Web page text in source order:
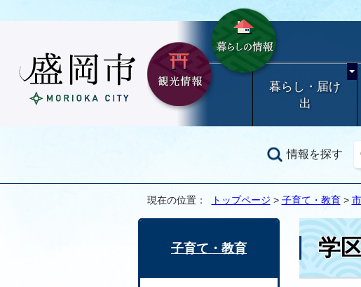
暮らし・届け
出
情報を探す
現在の位置： トップページ > 子育て・教育>
学
子育て・教育